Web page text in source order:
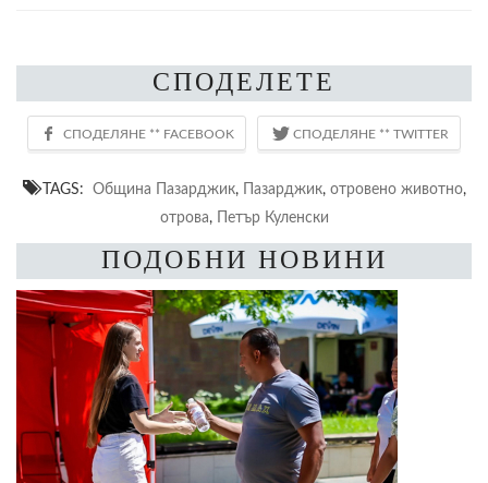
СПОДЕЛЕТЕ
TAGS: Община Пазарджик, Пазарджик, отровено животно,
отрова, Петър Куленски
ПОДОБНИ НОВИНИ